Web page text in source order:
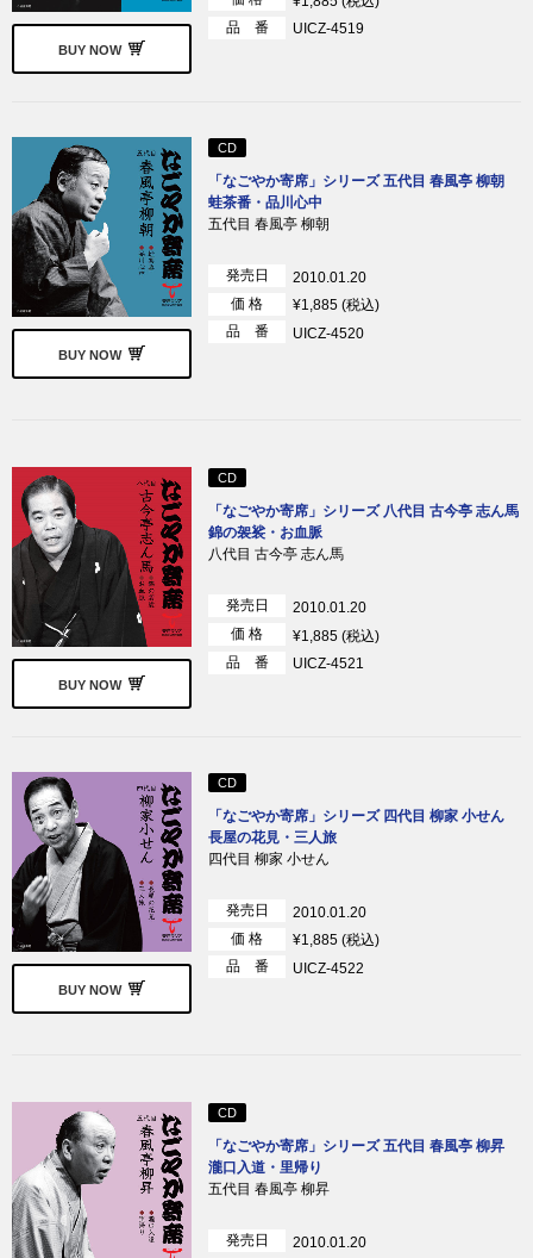
BUY NOW
品 番
UICZ-4519
BUY NOW
CD
「なごやか寄席」シリーズ 五代目 春風亭 柳朝
蛙茶番・品川心中
五代目 春風亭 柳朝
発売日
2010.01.20
価 格
¥1,885 (税込)
品 番
UICZ-4520
BUY NOW
CD
「なごやか寄席」シリーズ 八代目 古今亭 志ん馬
錦の袈裟・お血脈
八代目 古今亭 志ん馬
発売日
2010.01.20
価 格
¥1,885 (税込)
品 番
UICZ-4521
BUY NOW
CD
「なごやか寄席」シリーズ 四代目 柳家 小せん
長屋の花見・三人旅
四代目 柳家 小せん
発売日
2010.01.20
価 格
¥1,885 (税込)
品 番
UICZ-4522
CD
「なごやか寄席」シリーズ 五代目 春風亭 柳昇
瀧口入道・里帰り
五代目 春風亭 柳昇
発売日
2010.01.20